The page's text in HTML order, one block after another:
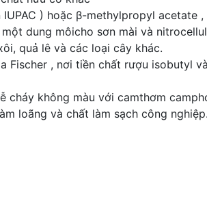
) hoặc β-methylpropyl acetate
dung môicho sơn mài và
quả lê và các loại cây khác.
Fischer , nơi tiền chất rượu isobutyl
không màu với camthơm
loãng và chất làm sạch công